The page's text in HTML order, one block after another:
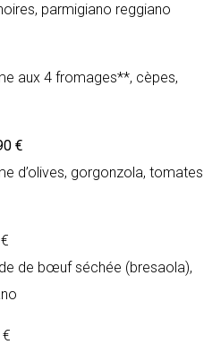
parmigiano reggiano
aux 4 fromages**, cèpes,
€
d’olives, gorgonzola, tomates
de bœuf séchée (bresaola),